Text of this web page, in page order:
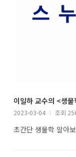
이일하 교수의 <생
2023-03-04 l 조회
초간단 생물학 알아